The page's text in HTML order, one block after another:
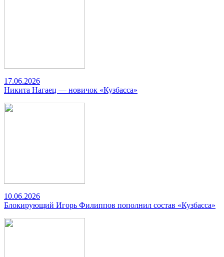
17.06.2026
Никита Нагаец — новичок «Кузбасса»
10.06.2026
Блокирующий Игорь Филиппов пополнил состав «Кузбасса»